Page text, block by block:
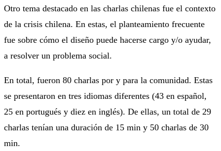
Otro tema destacado en las charlas chilenas fue el contexto
de la crisis chilena. En estas, el planteamiento frecuente
fue sobre cómo el diseño puede hacerse cargo y/o ayudar,
a resolver un problema social.
En total, fueron 80 charlas por y para la comunidad. Estas
se presentaron en tres idiomas diferentes (43 en español,
25 en portugués y diez en inglés). De ellas, un total de 29
charlas tenían una duración de 15 min y 50 charlas de 30
min.